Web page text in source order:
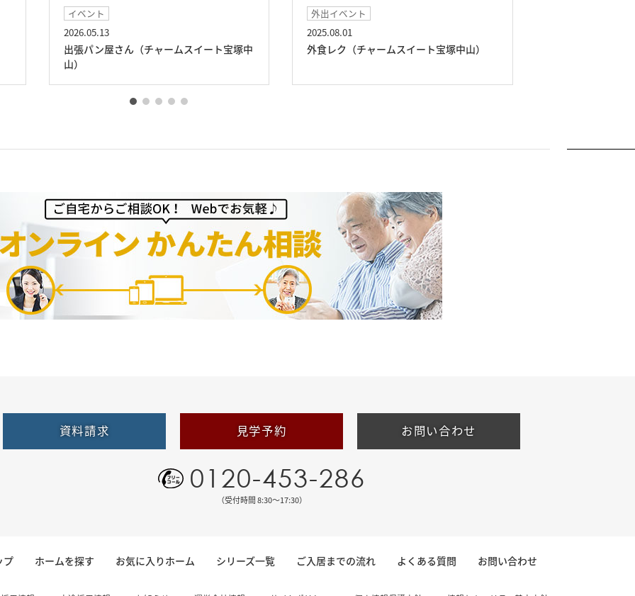
イベント
2026.05.13
出張パン屋さん（チャームスイート宝塚中
山）
外出イベント
2025.08.01
外食レク（チャームスイート宝塚中山）
資料請求 見学予約 お問い合わせ
0120-453-286
（受付時間 8:30〜17:30）
プ ホームを探す お気に入りホーム シリーズ一覧 ご入居までの流れ よくある質問 お問い合わせ